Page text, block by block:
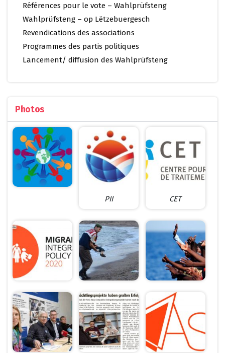
Références pour le vote – Wahlprüfsteng
Wahlprüfsteng – op Lëtzebuergesch
Revendications des associations
Programmes des partis politiques
Lancement/ diffusion des Wahlprüfsteng
Photos
PII CET